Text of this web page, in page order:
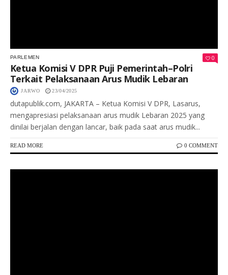
PARLEMEN 0
Ketua Komisi V DPR Puji Pemerintah–Polri
Terkait Pelaksanaan Arus Mudik Lebaran
JARWO 23/04/2025
dutapublik.com, JAKARTA – Ketua Komisi V DPR, Lasarus,
mengapresiasi pelaksanaan arus mudik Lebaran 2025 yang
dinilai berjalan dengan lancar, baik pada saat arus mudik...
READ MORE 0 COMMENT
Keterangan Gambar: Kegiatan Sosialisasi Anggota DPR RI Verrel Bramasta